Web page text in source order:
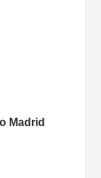
Madrid